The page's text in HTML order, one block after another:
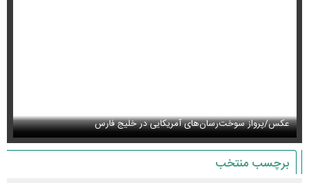
عکس/پرواز سوخت‌رسان‌های آمریکایی در خلیج فارس
برچسب منتخب